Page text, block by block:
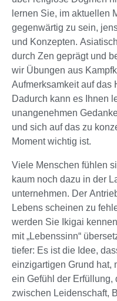
lernen Sie, im aktuellen
gegenwärtig zu sein,
und Konzepten.
durch Zen geprägt und
wir Übungen aus
Aufmerksamkeit auf das
Dadurch kann es Ihnen
unangenehmen
und sich auf das zu
Moment wichtig ist.
Viele Menschen fühlen
kaum noch dazu in der
unternehmen. Der
Lebens scheinen zu
werden Sie Ikigai
mit „Lebenssinn“
tiefer: Es ist die Idee,
einzigartigen Grund hat,
ein Gefühl der Erfüllung,
zwischen Leidenschaft,